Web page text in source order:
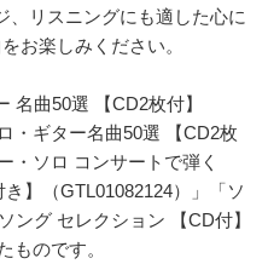
、リスニングにも適した心に
お楽しみください。
曲50選 【CD2枚付】
・ギター名曲50選 【CD2枚
・ソロ コンサートで弾く
】（GTL01082124）」「ソ
ング セレクション 【CD付】
ものです。